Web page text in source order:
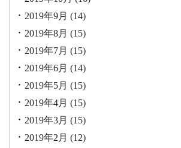
2019年9月 (14)
2019年8月 (15)
2019年7月 (15)
2019年6月 (14)
2019年5月 (15)
2019年4月 (15)
2019年3月 (15)
2019年2月 (12)